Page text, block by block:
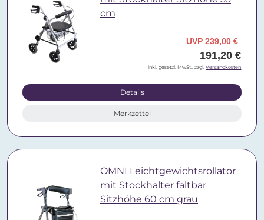
cm
UVP 239,00 €
191,20 €
inkl. gesetzl. MwSt., zzgl.Versandkosten
Details
Merkzettel
OMNI Leichtgewichtsrollator
mit Stockhalter faltbar
Sitzhöhe 60 cm grau